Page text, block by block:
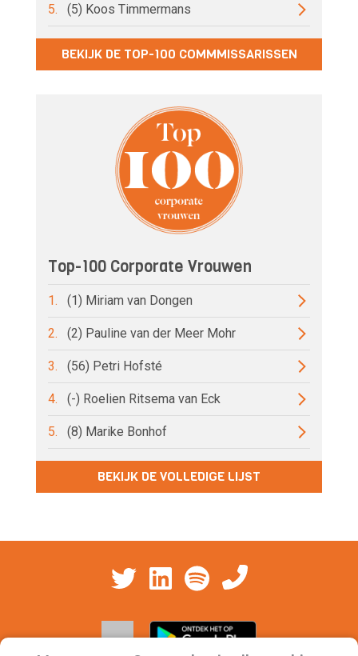
5. (5) Koos Timmermans
BEKIJK DE TOP-100 COMMMISSARISSEN
Top-100 Corporate Vrouwen
1. (1) Miriam van Dongen
2. (2) Pauline van der Meer Mohr
3. (56) Petri Hofsté
4. (-) Roelien Ritsema van Eck
5. (8) Marike Bonhof
BEKIJK DE VOLLEDIGE LIJST